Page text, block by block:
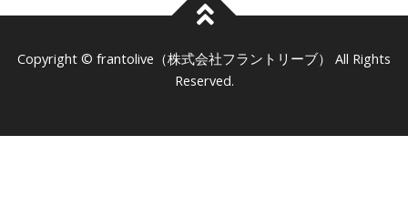
Copyright © frantolive（株式会社フラントリーブ） All Rights
Reserved.